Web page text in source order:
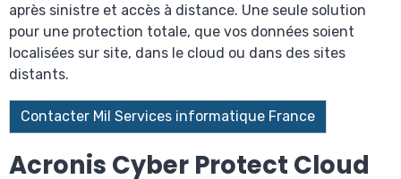
après sinistre et accès à distance. Une seule solution
pour une protection totale, que vos données soient
localisées sur site, dans le cloud ou dans des sites
distants.
Contacter Mil Services informatique France
Acronis Cyber Protect Cloud